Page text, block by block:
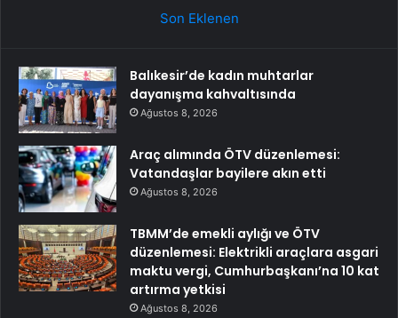
Son Eklenen
Balıkesir’de kadın muhtarlar
dayanışma kahvaltısında
Ağustos 8, 2026
Araç alımında ÖTV düzenlemesi:
Vatandaşlar bayilere akın etti
Ağustos 8, 2026
TBMM’de emekli aylığı ve ÖTV
düzenlemesi: Elektrikli araçlara asgari
maktu vergi, Cumhurbaşkanı’na 10 kat
artırma yetkisi
Ağustos 8, 2026